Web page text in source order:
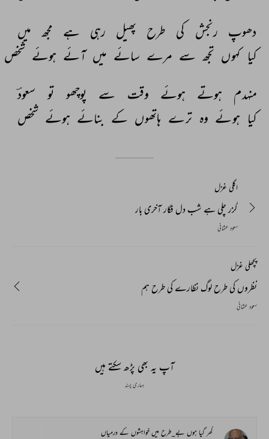
دھوپ رنجش کی طرح پھیل رہی ہے مجھ میں
کیا کہوں تجھ سے مرے سائے میں آئے ہوئے شخص
منہدم ہوتے ہوئے وقت سے پوچھو تو
سعودؔ
کیا ہوئے وہ ترے ہاتھوں کے بنائے ہوئے شخص
اگلی غزل
گزر چلی ہے شب دل فگار آخری بار
سعود عثمانی
پچھلی غزل
نظروں کی طرح لوگ نظارے کی طرح ہم
سعود عثمانی
آپ یہ بھی پڑھ سکتے ہیں
ہماری پسند
گھر گیا ہوں بے_طرح میں خواہشوں کے درمیاں